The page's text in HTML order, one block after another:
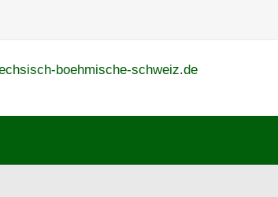
boehmische-schweiz.de